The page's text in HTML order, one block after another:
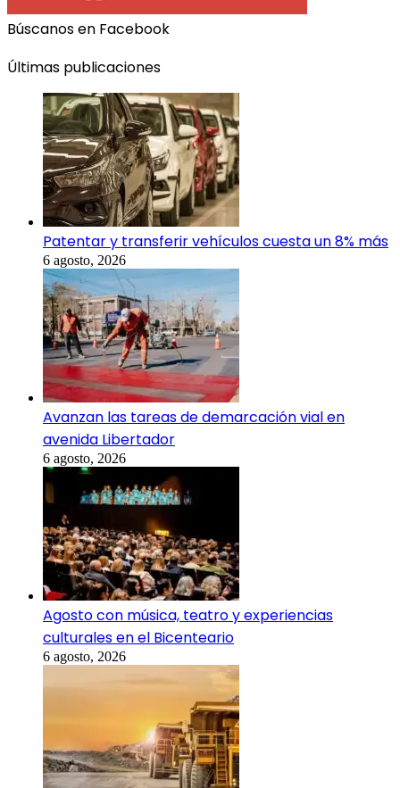
Búscanos en Facebook
Últimas publicaciones
Patentar y transferir vehículos cuesta un 8% más
6 agosto, 2026
Avanzan las tareas de demarcación vial en
avenida Libertador
6 agosto, 2026
Agosto con música, teatro y experiencias
culturales en el Bicenteario
6 agosto, 2026